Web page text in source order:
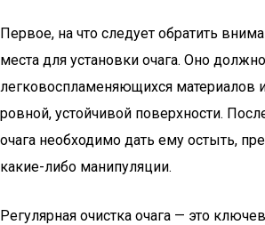
Первое, на что следует обратить
места для установки очага. Оно
легковоспламеняющихся материалов
ровной, устойчивой поверхности.
очага необходимо дать ему остыть,
какие-либо манипуляции.
Регулярная очистка очага — это